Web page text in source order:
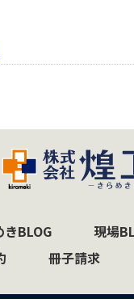
きBLOG 現場
冊子請求